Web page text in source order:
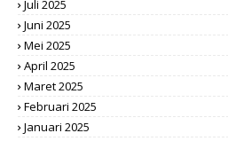
Juli 2025
Juni 2025
Mei 2025
April 2025
Maret 2025
Februari 2025
Januari 2025